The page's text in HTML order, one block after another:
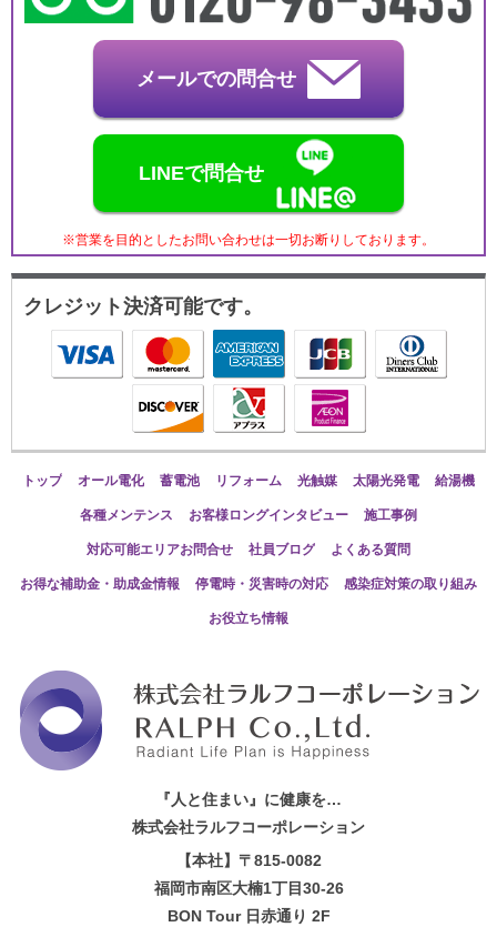
メールでの問合せ
LINEで問合せ
※営業を目的としたお問い合わせは一切お断りしております。
クレジット決済可能です。
トップ オール電化 蓄電池 リフォーム 光触媒 太陽光発電 給湯機
各種メンテンス お客様ロングインタビュー 施工事例
対応可能エリアお問合せ 社員ブログ よくある質問
お得な補助金・助成金情報 停電時・災害時の対応 感染症対策の取り組み
お役立ち情報
『人と住まい』に健康を…
株式会社ラルフコーポレーション
【本社】〒815-0082
福岡市南区大楠1丁目30-26
BON Tour 日赤通り 2F